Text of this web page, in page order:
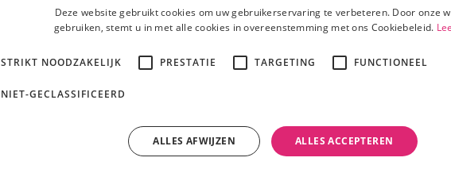
Deze website gebruikt cookies om uw gebruikerservaring te verbeteren. Door onze
gebruiken, stemt u in met alle cookies in overeenstemming met ons Cookiebeleid.
STRIKT NOODZAKELIJK PRESTATIE TARGETING FUNCTIONEEL
NIET-GECLASSIFICEERD
ALLES ACCEPTEREN
ALLES AFWIJZEN